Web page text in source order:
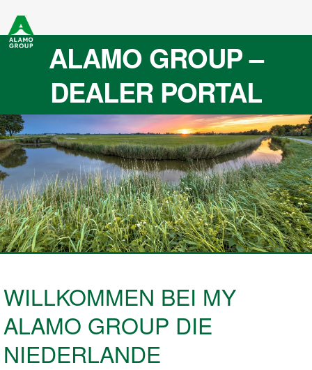
ALAMO GROUP –
DEALER PORTAL
WILLKOMMEN BEI MY
ALAMO GROUP DIE
NIEDERLANDE